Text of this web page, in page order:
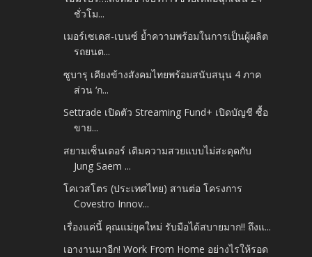
ชั่วโม...
เมอร์เซเดส-เบนซ์ ย้ำความพร้อมในการเป็นผู้ผลิต
รถยนต...
ซูบารุ เคียงข้างสังคมไทยพร้อมสนับสนุน 4 ภาค
ส่วน ‘ก...
Settrade เปิดตัว Streaming Fund+ เปิดบัญชี ซื้อ
ขาย...
สยามเซ็นเตอร์ เติมความสวยแบบไม่สะดุดกับ
Jung Saem ...
โคเวสโตร (ประเทศไทย) สานต่อ โครงการ
Covestro Innov...
เรื่องแค่นี้ คุณแม่ยุคใหม่ รับมือได้สบายมาก!! ถึงแ...
เอางานมาอีก! Work From Home อย่างไรให้รอด